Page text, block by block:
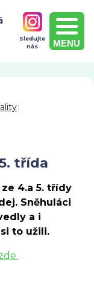
Sledujte
nás
MENU
|
třída
4.a 5. třídy
Sněhuláci
a i
to užili.